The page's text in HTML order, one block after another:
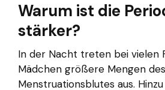
Warum ist die
stärker?
In der Nacht treten bei vielen
Mädchen größere Mengen des
Menstruationsblutes aus.